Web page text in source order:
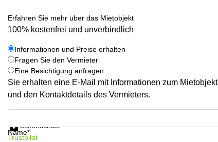
Erfahren Sie mehr über das Mietobjekt
100% kostenfrei und unverbindlich
Informationen und Preise erhalten
Fragen Sie den Vermieter
Eine Besichtigung anfragen
Sie erhalten eine E-Mail mit Informationen zum Mietobjekt
und den Kontaktdetails des Vermieters.
Name*
Datenschutz
Trustpilot